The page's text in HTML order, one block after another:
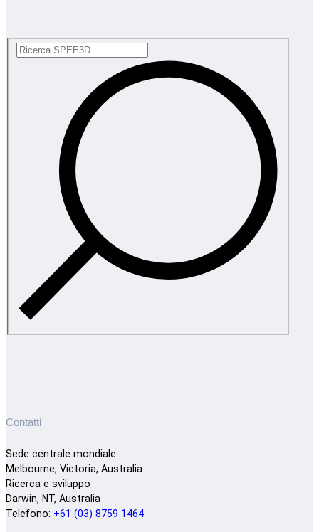
Contatti
Sede centrale mondiale
Melbourne, Victoria, Australia
Ricerca e sviluppo
Darwin, NT, Australia
Telefono: +61 (03) 8759 1464